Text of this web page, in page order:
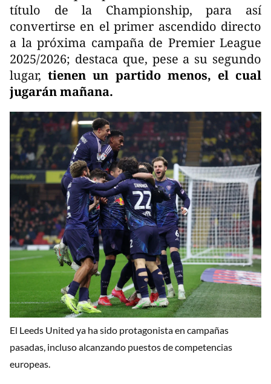
título de la Championship, para así
convertirse en el primer ascendido directo
a la próxima campaña de Premier League
2025/2026; destaca que, pese a su segundo
lugar, tienen un partido menos, el cual
jugarán mañana.
El Leeds United ya ha sido protagonista en campañas
pasadas, incluso alcanzando puestos de competencias
europeas.